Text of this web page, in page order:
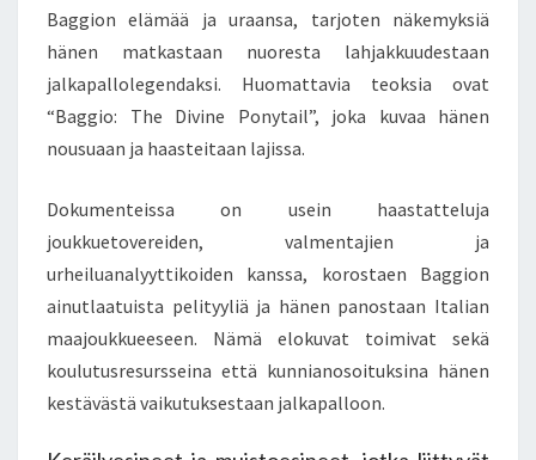
Baggion elämää ja uraansa, tarjoten näkemyksiä
hänen matkastaan nuoresta lahjakkuudestaan
jalkapallolegendaksi. Huomattavia teoksia ovat
“Baggio: The Divine Ponytail”, joka kuvaa hänen
nousuaan ja haasteitaan lajissa.
Dokumenteissa on usein haastatteluja
joukkuetovereiden, valmentajien ja
urheiluanalyyttikoiden kanssa, korostaen Baggion
ainutlaatuista pelityyliä ja hänen panostaan Italian
maajoukkueeseen. Nämä elokuvat toimivat sekä
koulutusresursseina että kunnianosoituksina hänen
kestävästä vaikutuksestaan jalkapalloon.